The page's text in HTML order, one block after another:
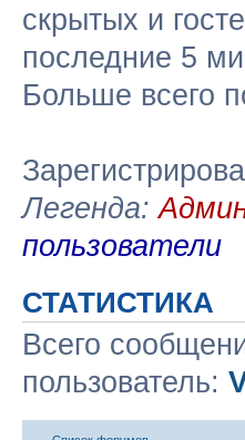
скрытых и
последние 5
Больше всего
Легенда:
пользователи
СТАТИСТИКА
Всего
пользователь: